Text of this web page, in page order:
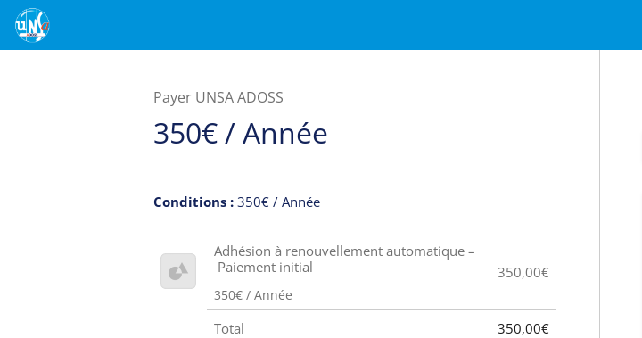
Payer UNSA ADOSS
350€ / Année
Conditions : 350€ / Année
Adhésion à renouvellement automatique –
Paiement initial
350€ / Année
350,00€
Total 350,00€